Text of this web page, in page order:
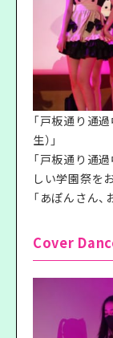
「戸板通り通
生）」
「戸板通り通
しい学園祭を
「あぽんさん、
Cover